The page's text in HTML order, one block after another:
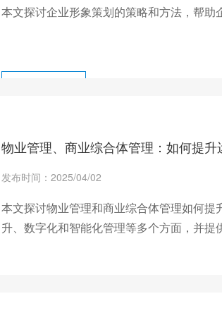
本文探讨企业形象策划的策略和方法，帮助
物业管理、商业综合体管理：如何提升
发布时间：2025/04/02
本文探讨物业管理和商业综合体管理如何
升、数字化和智能化管理等多个方面，并提